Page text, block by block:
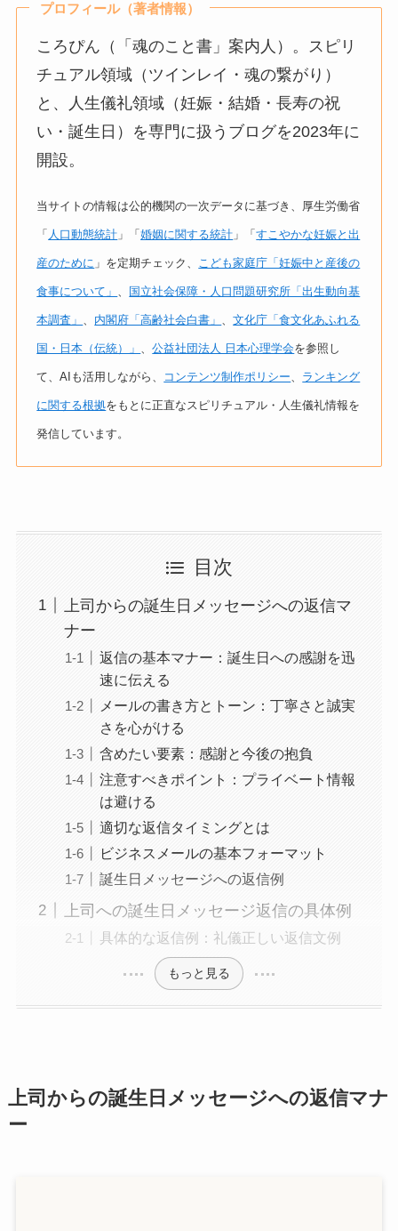
プロフィール（著者情報）
ころぴん（「魂のこと書」案内人）。スピリ
チュアル領域（ツインレイ・魂の繋がり）
と、人生儀礼領域（妊娠・結婚・長寿の祝
い・誕生日）を専門に扱うブログを2023年に
開設。
当サイトの情報は公的機関の一次データに基づき、厚生労働省
「 人口動態統計 」「婚姻に関する統計 」「すこやかな妊娠と出
産のために 」を定期チェック、 こども家庭庁「妊娠中と産後の
食事について」 国立社会保障・人口問題研究所「出生動向基
本調査」 内閣府「高齢社会白書」 、文化庁「食文化あふれる
国・日本（伝統）」 、公益社団法人 日本心理学会を参照し
て、AIも活用しながら、 コンテンツ制作ポリシー ランキング
に関する根拠をもとに正直なスピリチュアル・人生儀礼情報を
発信しています。
目次
上司からの誕生日メッセージへの返信マ
ナー
返信の基本マナー：誕生日への感謝を迅
速に伝える
メールの書き方とトーン：丁寧さと誠実
さを心がける
含めたい要素：感謝と今後の抱負
注意すべきポイント：プライベート情報
は避ける
適切な返信タイミングとは
ビジネスメールの基本フォーマット
誕生日メッセージへの返信例
上司への誕生日メッセージ返信の具体例
具体的な返信例：礼儀正しい返信文例
もっと見る
上司からの誕生日メッセージへの返信マナ
ー